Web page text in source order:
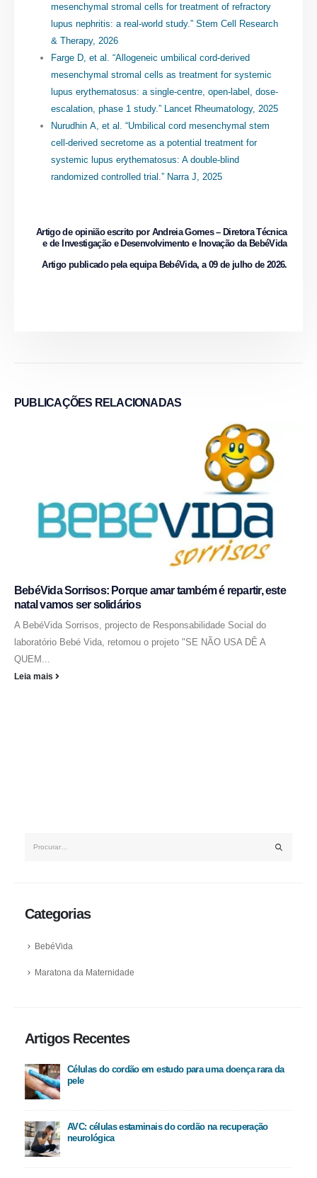
mesenchymal stromal cells for treatment of refractory
lupus nephritis: a real-world study.” Stem Cell Research
& Therapy, 2026
Farge D, et al. “Allogeneic umbilical cord-derived
mesenchymal stromal cells as treatment for systemic
lupus erythematosus: a single-centre, open-label, dose-
escalation, phase 1 study.” Lancet Rheumatology, 2025
Nurudhin A, et al. “Umbilical cord mesenchymal stem
cell-derived secretome as a potential treatment for
systemic lupus erythematosus: A double-blind
randomized controlled trial.” Narra J, 2025
Artigo de opinião escrito por Andreia Gomes – Diretora Técnica
e de Investigação e Desenvolvimento e Inovação da BebéVida
Artigo publicado pela equipa BebéVida, a 09 de julho de 2026.
PUBLICAÇÕES RELACIONADAS
BebéVida Sorrisos: Porque amar também é repartir, este
natal vamos ser solidários
A BebéVida Sorrisos, projecto de Responsabilidade Social do
laboratório Bebé Vida, retomou o projeto "SE NÃO USA DÊ A
QUEM...
Leia mais
Categorias
BebéVida
Maratona da Maternidade
Artigos Recentes
Células do cordão em estudo para uma doença rara da
pele
AVC: células estaminais do cordão na recuperação
neurológica